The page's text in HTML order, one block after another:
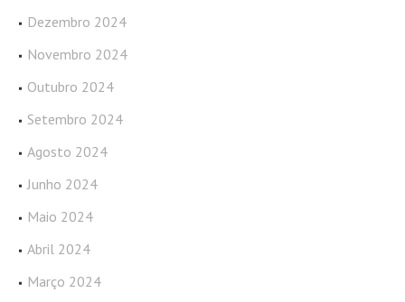
Dezembro 2024
Novembro 2024
Outubro 2024
Setembro 2024
Agosto 2024
Junho 2024
Maio 2024
Abril 2024
Março 2024